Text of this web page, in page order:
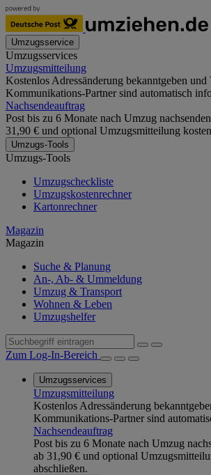
Umzugsservice
Umzugsservices
Umzugsmitteilung
Kostenlos Adressänderung bekanntgeben und
Kommunikations-Partner sind automatisch
Nachsendeauftrag
Post bis zu 6 Monate nach Umzug
31,90 € und optional Umzugsmitteilung
Umzugs-Tools
Umzugs-Tools
Umzugscheckliste
Umzugskostenrechner
Kartonrechner
Magazin
Magazin
Suche & Planung
An-, Ab- & Ummeldung
Umzug & Transport
Wohnen & Leben
Umzugshelfer
Zum Log-In-Bereich
Umzugsservices
Umzugsmitteilung
Kostenlos Adressänderung
Kommunikations-Partner sind
Nachsendeauftrag
Post bis zu 6 Monate nach Umzug
ab 31,90 € und optional
abschließen.